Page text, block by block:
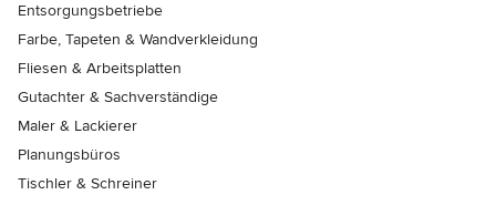
Entsorgungsbetriebe
Farbe, Tapeten & Wandverkleidung
Fliesen & Arbeitsplatten
Gutachter & Sachverständige
Maler & Lackierer
Planungsbüros
Tischler & Schreiner